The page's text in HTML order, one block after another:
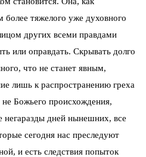
тяжелого уже духовного
других всеми правдами
или оправдать. Скрывать долго
что не станет явным,
лишь к распространению греха
Божьего происхождения,
негаразды дней нынешних, все
сегодня нас преследуют
и есть следствия попыток